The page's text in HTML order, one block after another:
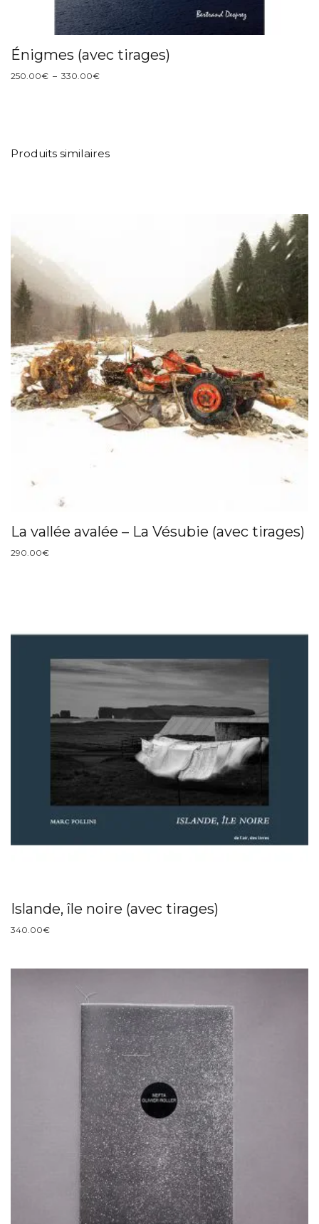
Énigmes (avec tirages)
250.00€ – 330.00€Plage
Produits similaires
La vallée avalée – La Vésubie (avec tirages)
290.00€
Islande, île noire (avec tirages)
340.00€